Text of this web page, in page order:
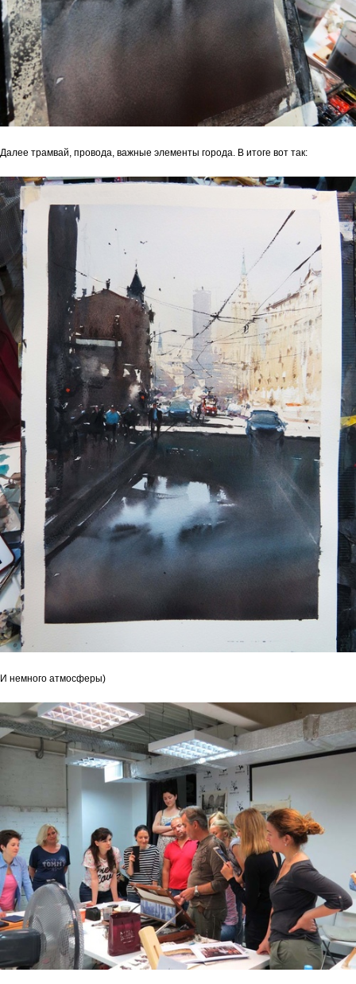
Далее трамвай, провода, важные элементы города. В итоге вот так:
И немного атмосферы)